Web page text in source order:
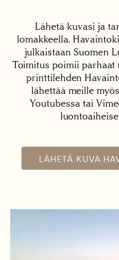
Lähetä kuvasi ja
lomakkeella.
julkaistaan Suomen
Toimitus poimii parhaat
printtilehden
lähettää meille
Youtubessa tai
LÄHETÄ KUVA